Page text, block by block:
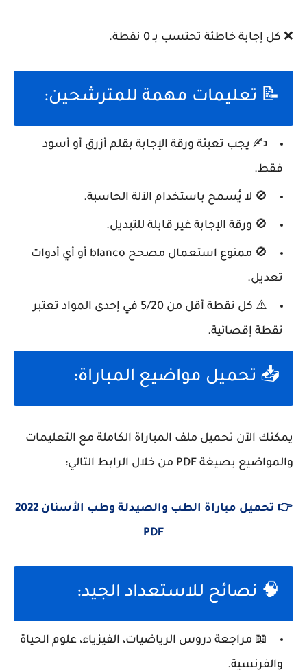
❌ كل إجابة خاطئة تحتسب بـ 0 نقطة.
📝 تعليمات مهمة للمترشحين:
✍️ يجب تعبئة ورقة الإجابة بقلم أزرق أو أسود
فقط.
🚫 لا يُسمح باستخدام الآلة الحاسبة.
🚫 ورقة الإجابة غير قابلة للتبديل.
🚫 ممنوع استعمال مصحح blanco أو أي أدوات
تعديل.
⚠️ كل نقطة أقل من 5/20 في إحدى المواد تعتبر
نقطة إقصائية.
📥 تحميل مواضيع المباراة:
يمكنك الآن تحميل ملف المباراة الكاملة مع التعليمات
والمواضيع بصيغة PDF
من خلال الرابط التالي:
👉 تحميل مباراة الطب والصيدلة وطب الأسنان 2022
PDF
🧠 نصائح للاستعداد الجيد:
📖 مراجعة دروس الرياضيات، الفيزياء، علوم الحياة
والفرنسية.